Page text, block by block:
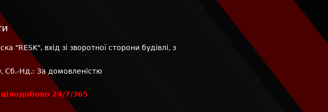
"RESK", вхід зі зворотної сторони будівлі, з
Сб.-Нд.: За домовленістю
цілодобово 24/7/365